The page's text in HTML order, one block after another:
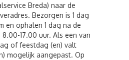
Breda) naar de
Bezorgen is 1 dag
en ophalen 1 dag na de
17.00 uur. Als een van
of feestdag (en) valt
mogelijk aangepast. Op